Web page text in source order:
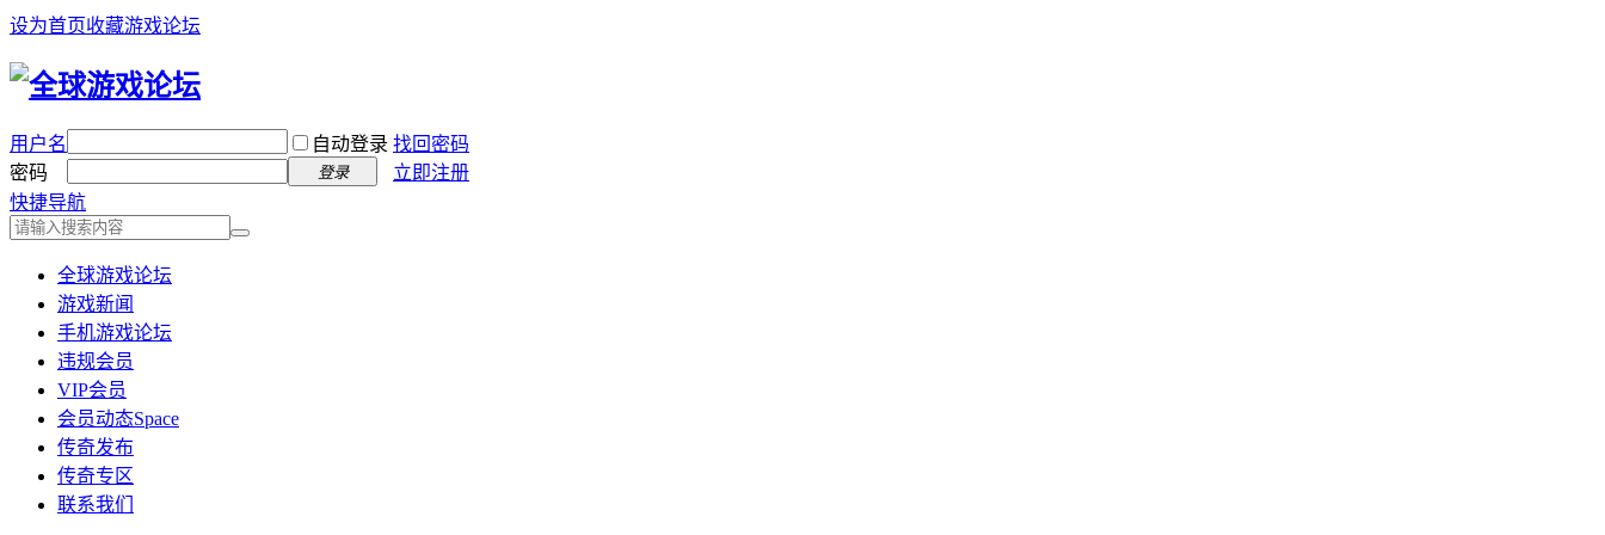
设为首页收藏游戏论坛
用户名 自动登录 找回密码
密码
登录
立即注册
快捷导航
全球游戏论坛
游戏新闻
手机游戏论坛
违规会员
VIP会员
会员动态Space
传奇发布
传奇专区
联系我们